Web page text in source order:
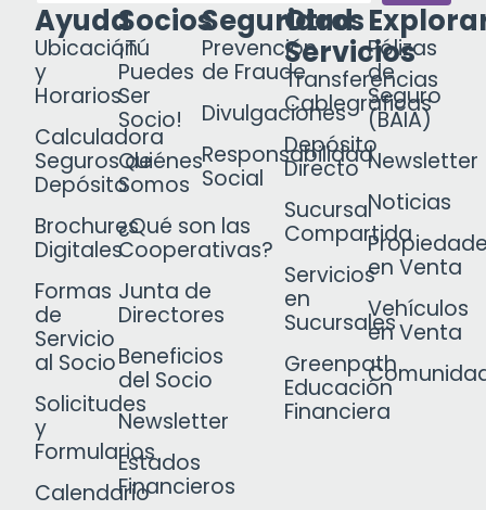
Ayuda
Ubicación
y
Horarios
Calculadora
Seguros de
Depósito
Brochures
Digitales
Formas
de
Servicio
al Socio
Solicitudes
y
Formularios
Calendario
Socios
¡Tú
Puedes
Ser
Socio!
Quiénes
Somos
¿Qué son las
Cooperativas?
Junta de
Directores
Beneficios
del Socio
Newsletter
Estados
Financieros
Seguridad
Prevención
de Fraude
Divulgaciones
Responsabilidad
Social
Otros
Servicios
Transferencias
Cablegráficas
Depósito
Directo
Sucursal
Compartida
Servicios
en
Sucursales
Greenpath
Educación
Financiera
Pólizas
de
Seguro
(BAIA)
Newsletter
Noticias
en Venta
Vehículos
en Venta